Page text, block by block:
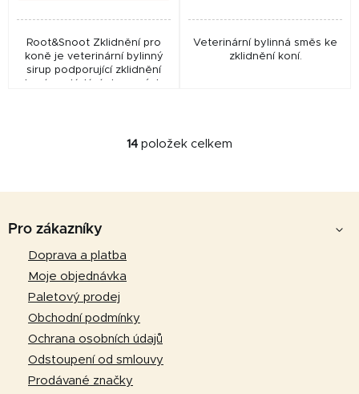
Root&Snoot Zklidnění pro
koně je veterinární bylinný
sirup podporující zklidnění
koní a zvládání stresových
Veterinární bylinná směs ke
zklidnění koní.
O
14 položek celkem
Pro zákazníky
Doprava a platba
Moje objednávka
Paletový prodej
Obchodní podmínky
Ochrana osobních údajů
Odstoupení od smlouvy
Prodávané značky